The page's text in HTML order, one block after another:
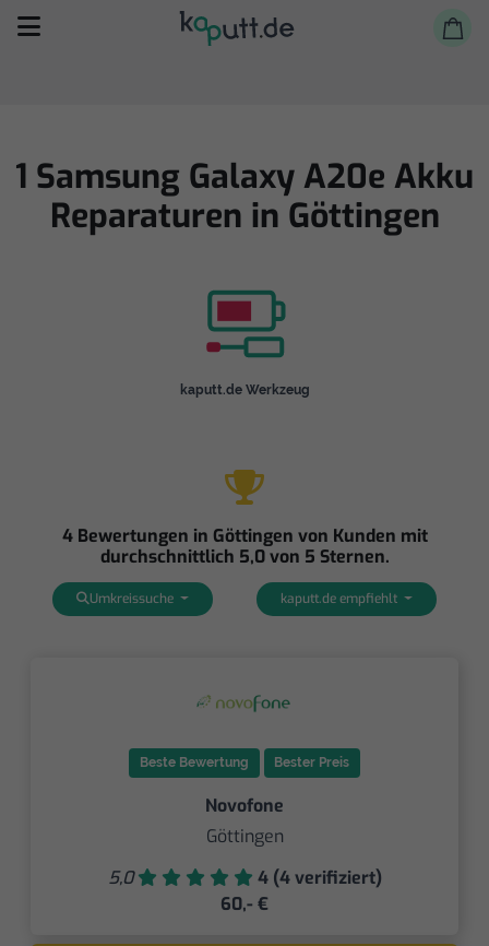
Selbst reparieren
Reparieren lassen
1 Samsung Galaxy A20e Akku
Reparaturen in Göttingen
kaputt.de Werkzeug
4 Bewertungen in Göttingen von Kunden mit
durchschnittlich 5,0 von 5 Sternen.
Umkreissuche kaputt.de empfiehlt
Beste Bewertung Bester Preis
Novofone
Göttingen
5,0
4 (4 verifiziert)
60,- €